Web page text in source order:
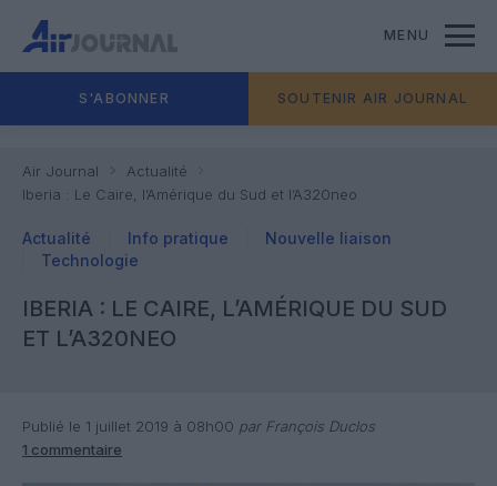
MENU
S'ABONNER SOUTENIR AIR JOURNAL
Air Journal
Actualité
Iberia : Le Caire, l’Amérique du Sud et l’A320neo
Actualité Info pratique
Nouvelle liaison
Technologie
IBERIA : LE CAIRE, L’AMÉRIQUE DU SUD
ET L’A320NEO
Publié le 1 juillet 2019 à 08h00 par François Duclos
1 commentaire